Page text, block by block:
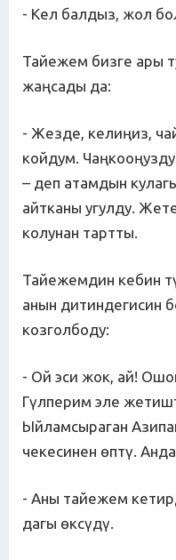
- Кел балдыз, жол
Тайежем бизге ары
жаңсады да:
- Жезде, келиңиз,
койдум.
– деп атамдын
айтканы угулду.
колунан тартты.
Тайежемдин кебин
анын дитиндегисин
козголбоду:
- Ой эси жок, ай!
Гүлперим эле
Ыйламсыраган
чекесинен өптү.
- Аны тайежем
дагы өксүдү.